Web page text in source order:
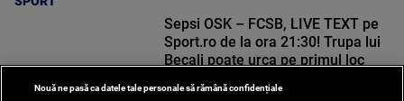
Sepsi OSK – FCSB, LIVE TEXT pe
Sport.ro de la ora 21:30! Trupa lui
Becali poate urca pe primul loc
Nouă ne pasă ca datele tale personale să rămână confidențiale